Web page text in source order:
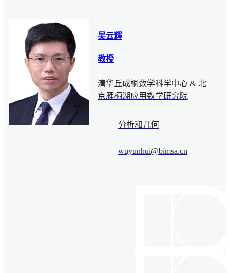
吴云辉
教授
清华丘成桐数学科学中心 & 北
京雁栖湖应用数学研究院
分析和几何
wuyunhui@bimsa.cn